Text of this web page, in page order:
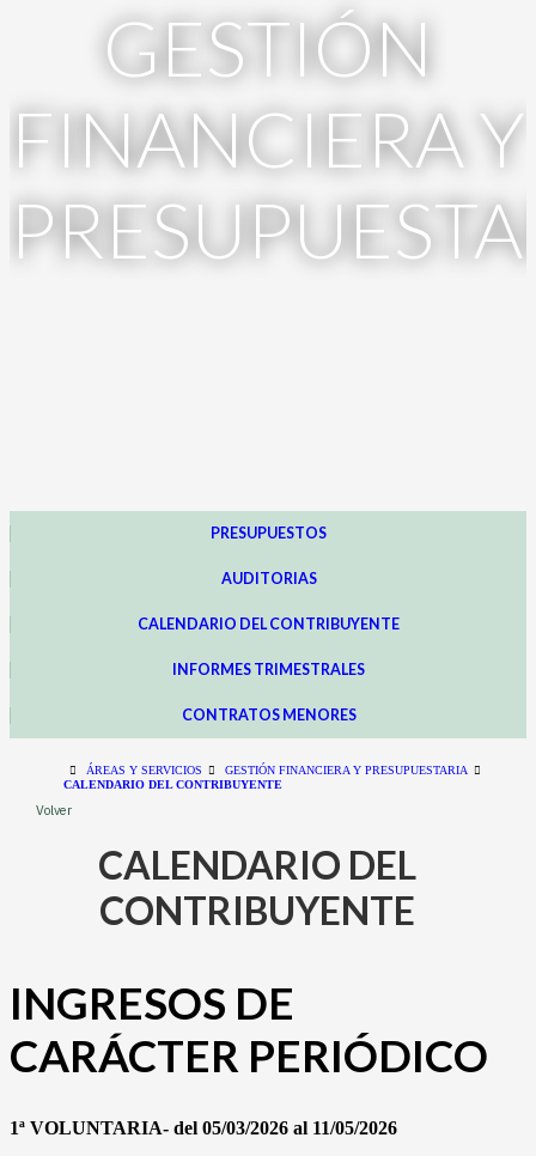
GESTIÓN
FINANCIERA Y
PRESUPUESTOS
AUDITORIAS
CALENDARIO DEL CONTRIBUYENTE
INFORMES TRIMESTRALES
CONTRATOS MENORES
ÁREAS Y SERVICIOS
GESTIÓN FINANCIERA Y PRESUPUESTARIA
CALENDARIO DEL CONTRIBUYENTE
Volver
CALENDARIO DEL
CONTRIBUYENTE
INGRESOS DE
CARÁCTER PERIÓDICO
1ª VOLUNTARIA- del 05/03/2026 al 11/05/2026